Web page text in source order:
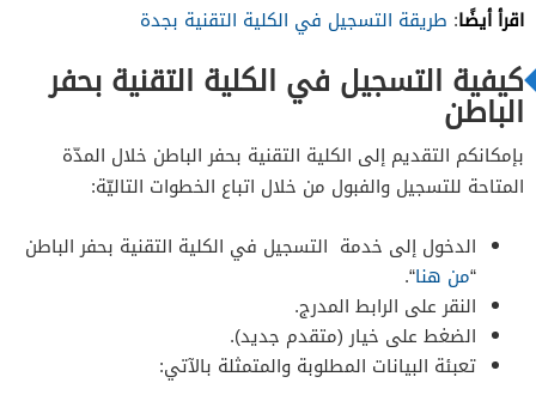
اقرأ أيضًا: طريقة التسجيل في الكلية التقنية بجدة
كيفية التسجيل في الكلية التقنية بحفر
الباطن
بإمكانكم التقديم إلى الكلية التقنية بحفر الباطن خلال المدّة
المتاحة للتسجيل والفبول من خلال اتباع الخطوات التاليّة:
الدخول إلى خدمة التسجيل في الكلية التقنية بحفر الباطن
“من هنا“.
النقر على الرابط المدرج.
الضغط على خيار (متقدم جديد).
تعبئة البيانات المطلوبة والمتمثلة بالآتي: